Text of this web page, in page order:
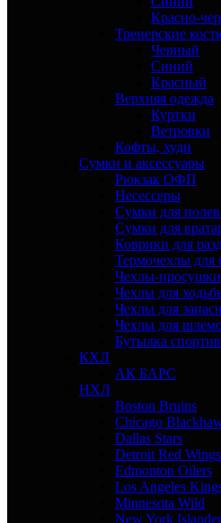
Красно-
Тренерские
Черный
Синий
Красный
Верхняя одежда
Куртки
Ветровки
Кофты, худи
Сумки и аксессуары
Рюкзак ОФП
Несессеры
Сумки для
Сумки для
Коврики для
Термочехлы для
Чехлы-
Чехлы для
Чехлы для
Чехлы для
Бутылка
КХЛ
АК БАРС
НХЛ
Boston Bruins
Chicago
Dallas Stars
Detroit Red Wings
Edmonton Oilers
Los Angeles
Minnesota Wild
New York